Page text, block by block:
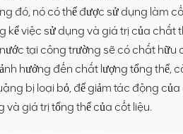
đó, nó có thể được sử dụng làm
kể việc sử dụng và giá trị của chất
tại công trường sẽ có chất
hưởng đến chất lượng tổng thể,
bị loại bỏ, để giảm tác động
giá trị tổng thể của cốt liệu.